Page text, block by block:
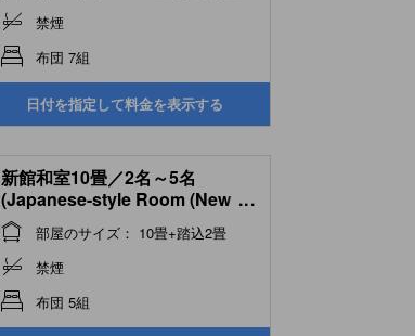
禁煙
布団 7組
日付を指定して料金を表示する
新館和室10畳／2名～5名
(Japanese-style Room (New
Building))
...
部屋のサイズ： 10畳+踏込2畳
禁煙
布団 5組